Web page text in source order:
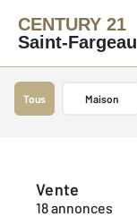
CENTURY 21
Saint-Fargeau
Tous Maison
Vente
18 annonces